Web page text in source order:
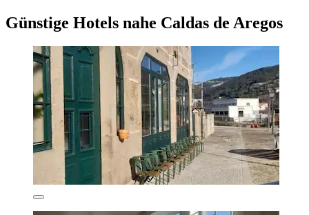
Günstige Hotels nahe Caldas de Aregos